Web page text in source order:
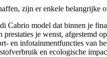
zijn er enkele belangrijke
Cabrio model dat binnen je
je wenst, afgestemd
en infotainmentfuncties van
en ecologische